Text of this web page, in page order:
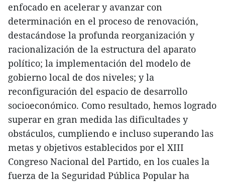
enfocado en acelerar y avanzar con
determinación en el proceso de renovación,
destacándose la profunda reorganización y
racionalización de la estructura del aparato
político; la implementación del modelo de
gobierno local de dos niveles; y la
reconfiguración del espacio de desarrollo
socioeconómico. Como resultado, hemos logrado
superar en gran medida las dificultades y
obstáculos, cumpliendo e incluso superando las
metas y objetivos establecidos por el XIII
Congreso Nacional del Partido, en los cuales la
fuerza de la Seguridad Pública Popular ha